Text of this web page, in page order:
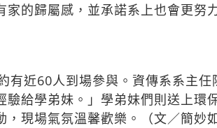
的歸屬感，並承諾系上也會更努
有近60人到場參與。資傳系系主任
給學弟妹。」學弟妹們則送上環
現場氣氛溫馨歡樂。（文／簡妙如